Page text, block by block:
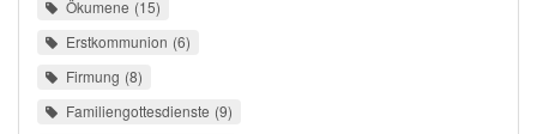
Ökumene 15
Erstkommunion 6
Firmung 8
Familiengottesdienste 9